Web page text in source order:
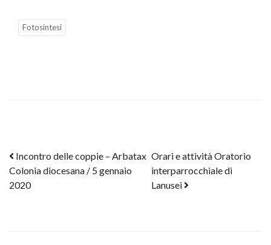
Fotosintesi
Post navigation
Incontro delle coppie – Arbatax
Colonia diocesana / 5 gennaio
2020
Orari e attività Oratorio
interparrocchiale di
Lanusei